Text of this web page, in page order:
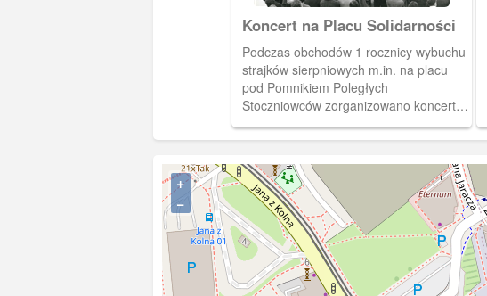
Koncert na Placu Solidarności
Podczas obchodów 1 rocznicy wybuchu
strajków sierpniowych m.in. na placu
pod Pomnikiem Poległych
Stoczniowców zorganizowano koncert
opozycyjnych bardów. W głębi widoczny
budynek ówczesnej Północnej DOKP.
+
−